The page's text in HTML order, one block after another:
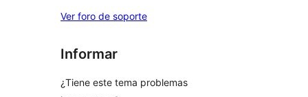
Ver foro de soporte
Informar
¿Tiene este tema problemas